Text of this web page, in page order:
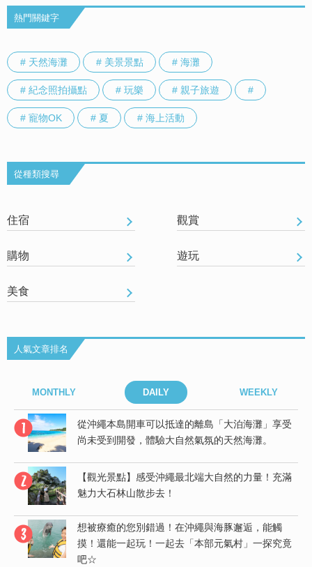
熱門關鍵字
# 天然海灘 # 美景景點 # 海灘
# 紀念照拍攝點 # 玩樂 # 親子旅遊 #
# 寵物OK # 夏 # 海上活動
從種類搜尋
住宿 觀賞
購物 遊玩
美食
人氣文章排名
MONTHLY DAILY WEEKLY
從沖繩本島開車可以抵達的離島「大泊海灘」享受
尚未受到開發，體驗大自然氣氛的天然海灘。
【觀光景點】感受沖繩最北端大自然的力量！充滿
魅力大石林山散步去！
想被療癒的您別錯過！在沖繩與海豚邂逅，能觸
摸！還能一起玩！一起去「本部元氣村」一探究竟
吧☆